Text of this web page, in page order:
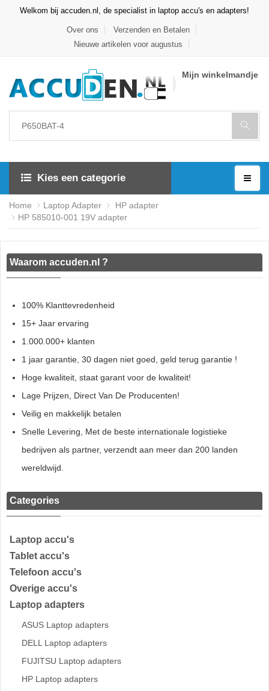
Welkom bij accuden.nl, de specialist in laptop accu's en adapters!
Over ons
Verzenden en Betalen
Nieuwe artikelen voor augustus
Mijn winkelmandje
Kies een categorie
Home Laptop Adapter
HP adapter
HP 585010-001 19V adapter
Waarom accuden.nl ?
100% Klanttevredenheid
15+ Jaar ervaring
1.000.000+ klanten
1 jaar garantie, 30 dagen niet goed, geld terug garantie !
Hoge kwaliteit, staat garant voor de kwaliteit!
Lage Prijzen, Direct Van De Producenten!
Veilig en makkelijk betalen
Snelle Levering, Met de beste internationale logistieke
bedrijven als partner, verzendt aan meer dan 200 landen
wereldwijd.
Categories
Laptop accu's
Tablet accu's
Telefoon accu's
Overige accu's
Laptop adapters
ASUS Laptop adapters
DELL Laptop adapters
FUJITSU Laptop adapters
HP Laptop adapters